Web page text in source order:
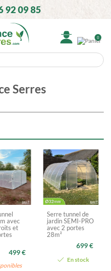
92 09 85
0
Serres
avec
et
499 €
Serre tunnel de
jardin SEMI-PRO
avec 2 portes
28m²
699 €
En stock